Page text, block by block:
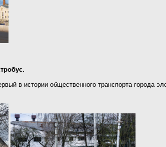
в истории общественного транспорта города